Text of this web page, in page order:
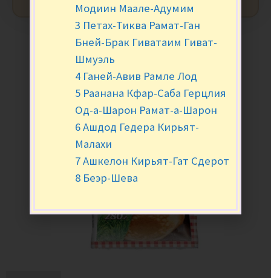
Модиин Маале-Адумим
3 Петах-Тиква Рамат-Ган
Бней-Брак Гиватаим Гиват-
Шмуэль
4 Ганей-Авив Рамле Лод
5 Раанана Кфар-Саба Герцлия
Од-а-Шарон Рамат-а-Шарон
6 Ашдод Гедера Кирьят-
Малахи
7 Ашкелон Кирьят-Гат Сдерот
8 Беэр-Шева